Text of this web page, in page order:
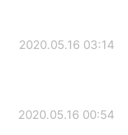
2020.05.16 03:14
2020.05.16 00:54